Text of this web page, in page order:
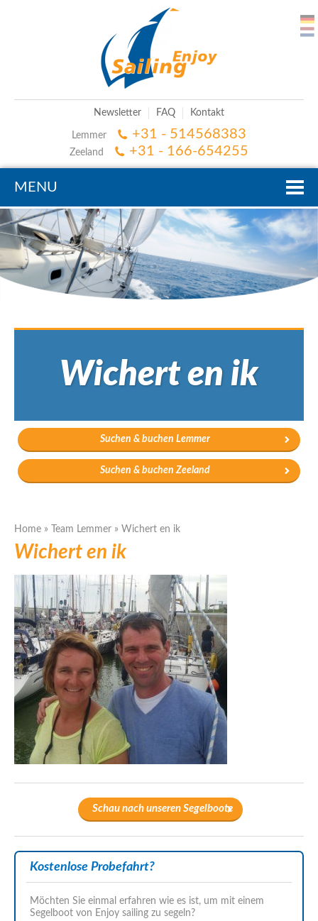
Newsletter FAQ Kontakt
Lemmer +31 - 514568383
Zeeland +31 - 166-654255
MENU
Wichert en ik
Suchen & buchen Lemmer
Suchen & buchen Zeeland
Home » Team Lemmer » Wichert en ik
Wichert en ik
Schau nach unseren Segelboote
Kostenlose Probefahrt?
Möchten Sie einmal erfahren wie es ist, um mit einem
Segelboot von Enjoy sailing zu segeln?